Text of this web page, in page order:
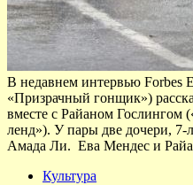
В недавнем интервью Forbes
«Призрачный гонщик»)
вместе с Райаном Гослингом
ленд»). У пары две дочери, 7-
Амада Ли. Ева Мендес и
Культура